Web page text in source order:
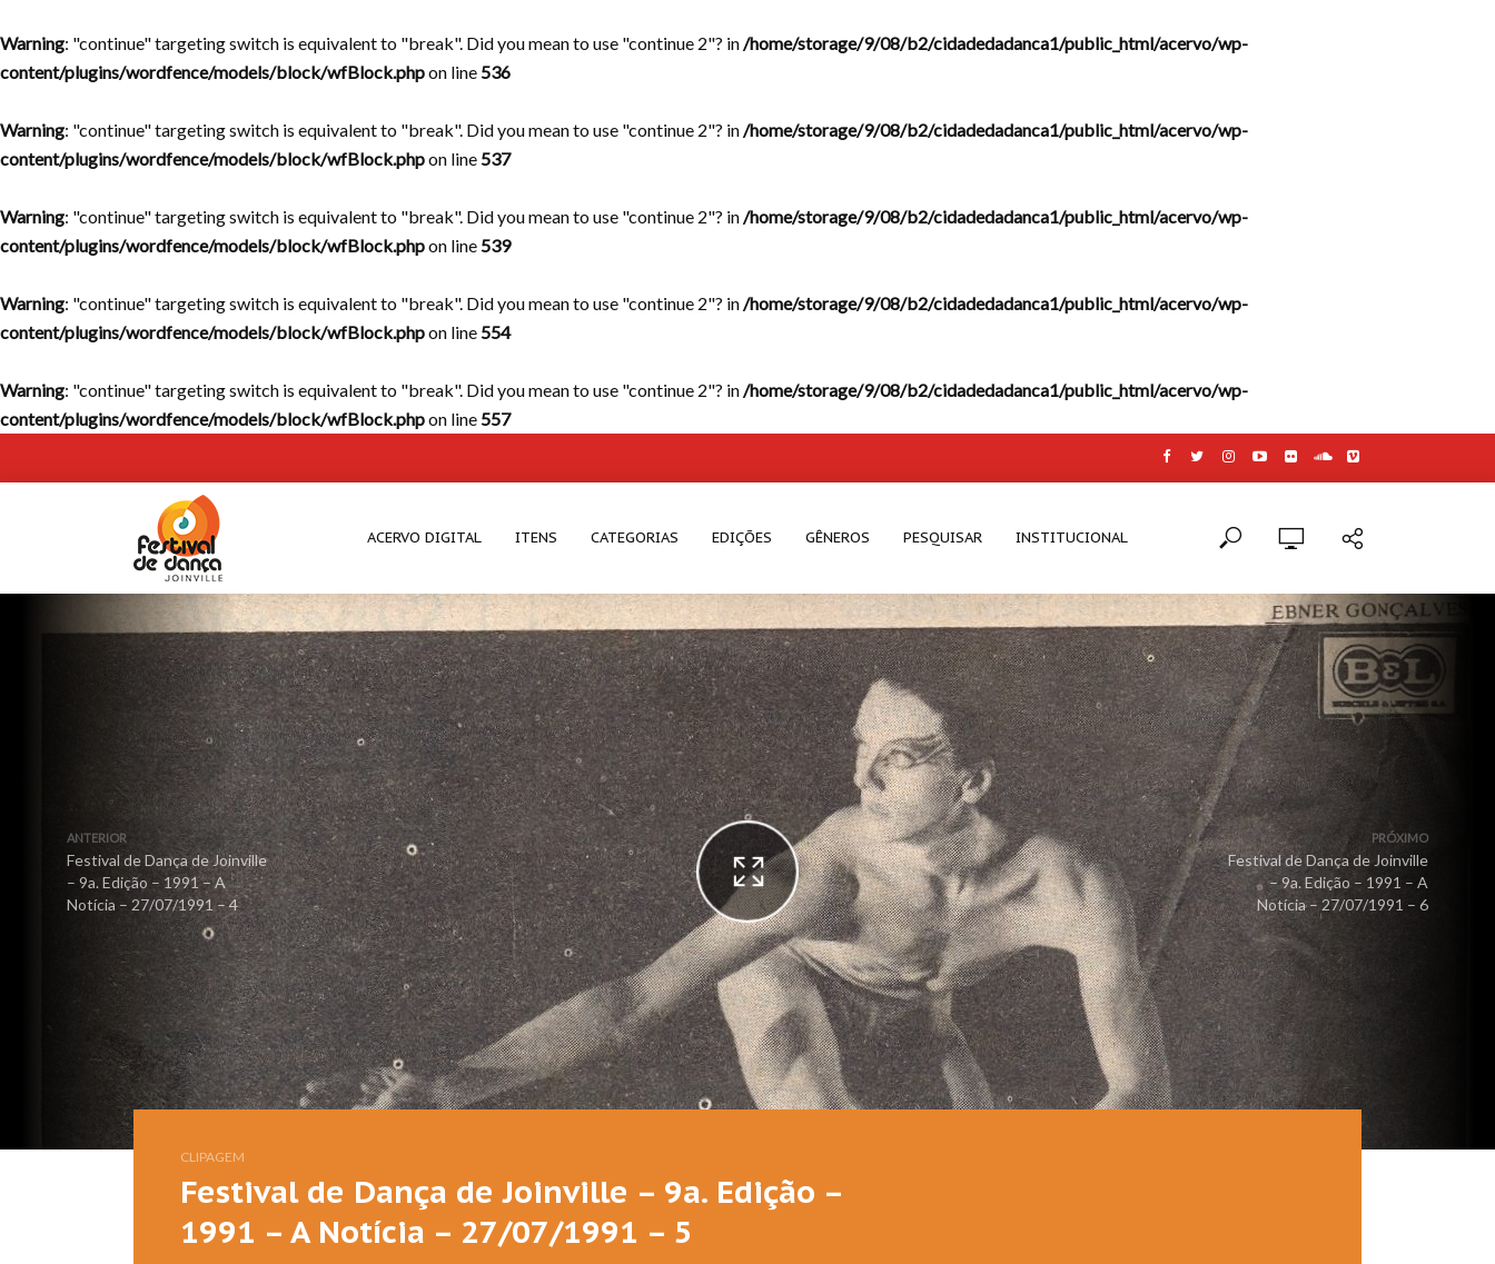
Warning: "continue" targeting switch is equivalent to "break". Did you mean to use "continue 2"? in/home/storage/9/08/b2/cidadedadanca1/public_html/acervo/wp-
content/plugins/wordfence/models/block/wfBlock.phpon line536
Warning: "continue" targeting switch is equivalent to "break". Did you mean to use "continue 2"? in/home/storage/9/08/b2/cidadedadanca1/public_html/acervo/wp-
content/plugins/wordfence/models/block/wfBlock.phpon line537
Warning: "continue" targeting switch is equivalent to "break". Did you mean to use "continue 2"? in/home/storage/9/08/b2/cidadedadanca1/public_html/acervo/wp-
content/plugins/wordfence/models/block/wfBlock.phpon line539
Warning: "continue" targeting switch is equivalent to "break". Did you mean to use "continue 2"? in/home/storage/9/08/b2/cidadedadanca1/public_html/acervo/wp-
content/plugins/wordfence/models/block/wfBlock.phpon line554
Warning: "continue" targeting switch is equivalent to "break". Did you mean to use "continue 2"? in/home/storage/9/08/b2/cidadedadanca1/public_html/acervo/wp-
content/plugins/wordfence/models/block/wfBlock.phpon line557
ACERVO DIGITAL ITENS CATEGORIAS EDIÇÕES GÊNEROS PESQUISAR INSTITUCIONAL
ANTERIOR
Festival de Dança de Joinville
– 9a. Edição – 1991 – A
Notícia – 27/07/1991 – 4
PRÓXIMO
Festival de Dança de Joinville
– 9a. Edição – 1991 – A
Notícia – 27/07/1991 – 6
CLIPAGEM
Festival de Dança de Joinville – 9a. Edição –
1991 – A Notícia – 27/07/1991 – 5